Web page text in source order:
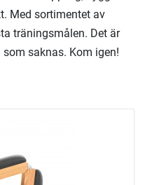
Med sortimentet av
träningsmålen. Det är
saknas. Kom igen!